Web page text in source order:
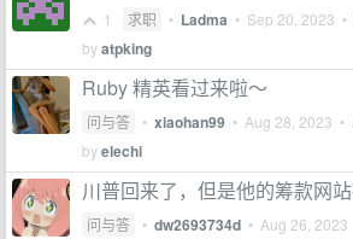
1 求职 • Ladma • Sep 20, 2023
byatpking
Ruby 精英看过来啦～
问与答 • xiaohan99 • Aug 28, 2023 •
byelechi
川普回来了，但是他的筹款网
问与答 • dw2693734d • Aug 26, 2023